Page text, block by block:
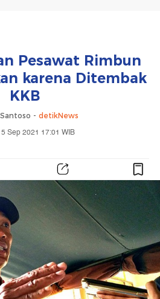
Pesawat Rimbun
karena Ditembak
KKB
- detikNews
Sep 2021 17:01 WIB